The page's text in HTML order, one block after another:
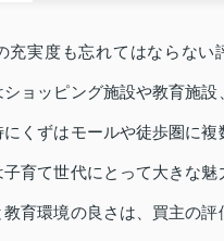
充実度も忘れてはならない
ョッピング施設や教育施設
くずはモールや徒歩圏に複
育て世代にとって大きな魅
育環境の良さは、買主の評